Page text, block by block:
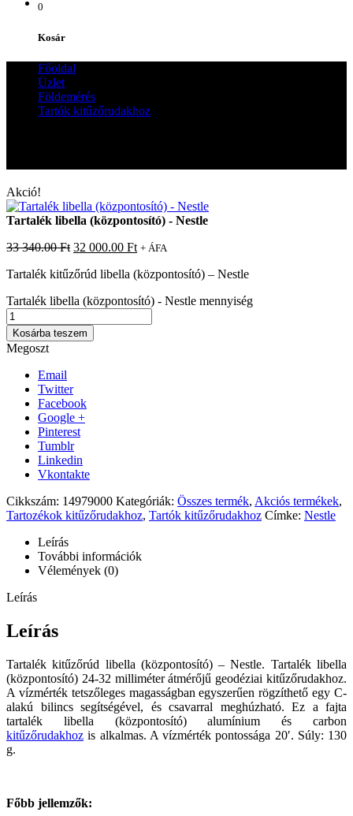
0
Kosár
Főoldal
Üzlet
Földemérés
Tartók kitűzőrudakhoz
Akció!
Tartalék libella (központosító) - Nestle
33 340.00Ft 32 000.00 Ft + ÁFA
Tartalék kitűzőrúd libella (központosító) – Nestle
Tartalék libella (központosító) - Nestle mennyiség
Kosárba teszem
Megoszt
Email
Twitter
Facebook
Google +
Pinterest
Tumblr
Linkedin
Vkontakte
Cikkszám: 14979000 Kategóriák: Összes termék, Akciós termékek,
Tartozékok kitűzőrudakhoz, Tartók kitűzőrudakhoz Címke: Nestle
Leírás
További információk
Vélemények (0)
Leírás
Leírás
Tartalék kitűzőrúd libella (központosító) – Nestle. Tartalék libella
(központosító) 24-32 milliméter átmérőjű geodéziai kitűzőrudakhoz.
A vízmérték tetszőleges magasságban egyszerűen rögzíthető egy C-
alakú bilincs segítségével, és csavarral meghúzható. Ez a fajta
tartalék libella (központosító) alumínium és carbon
kitűzőrudakhoz is alkalmas. A vízmérték pontossága 20′. Súly: 130
g.
Főbb jellemzők: